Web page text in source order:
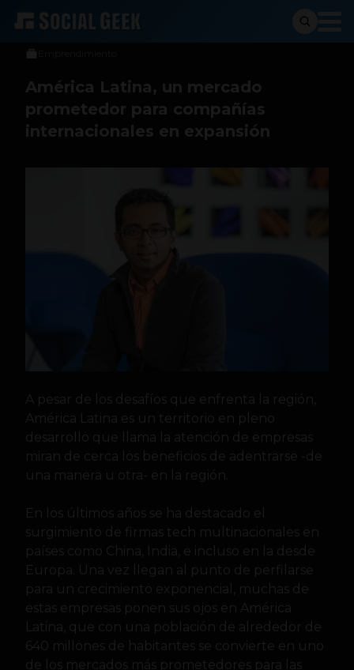
Social Geek
6 de diciembre de 2023
América Latina, un mercado
prometedor para compañías
internacionales en expansión
A pesar de los desafíos que enfrenta la región,
América Latina es un territorio en pleno
desarrollo que llama la atención de empresas
miran de cerca los beneficios de adentrarse -de
una manera u otra- en la región.
En los últimos años se ha destacado el
surgimiento de firmas tech multinacionales en
países como China, India, e incluso en la desde
Europa. Una vez llegan al punto de perfilarse
para un crecimiento exponencial, muchas de
estas empresas ponen sus ojos en América
Latina, que con una población de alrededor de
640 millones de habitantes se convierte en uno
de los mercados más prometedores para las